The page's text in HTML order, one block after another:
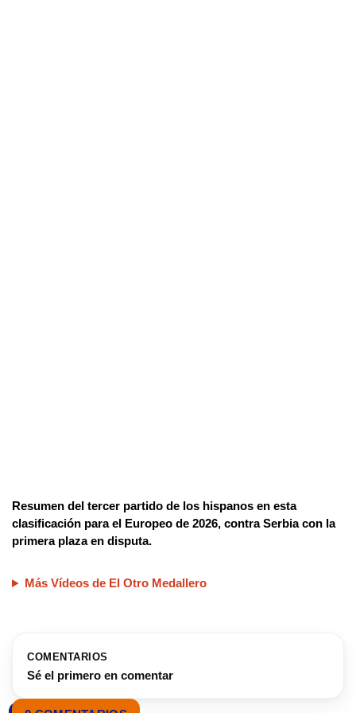
Resumen del tercer partido de los hispanos en esta
clasificación para el Europeo de 2026, contra Serbia con la
primera plaza en disputa.
Más Vídeos de El Otro Medallero
COMENTARIOS
Sé el primero en comentar